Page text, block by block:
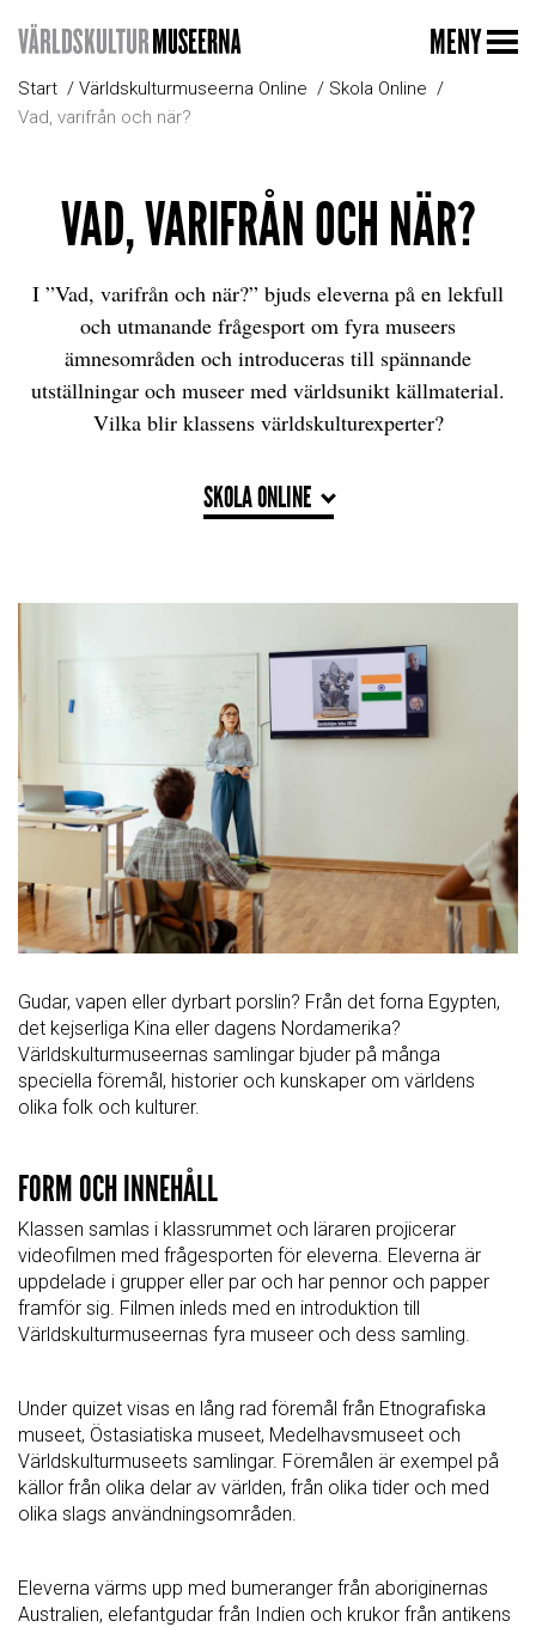
MENY
Start Världskulturmuseerna Online
Skola Online
Vad, varifrån och när?
VAD, VARIFRÅN OCH NÄR?
I ”Vad, varifrån och när?” bjuds eleverna på en lekfull
och utmanande frågesport om fyra museers
ämnesområden och introduceras till spännande
utställningar och museer med världsunikt källmaterial.
Vilka blir klassens världskulturexperter?
SKOLA ONLINE
Gudar, vapen eller dyrbart porslin? Från det forna Egypten,
det kejserliga Kina eller dagens Nordamerika?
Världskulturmuseernas samlingar bjuder på många
speciella föremål, historier och kunskaper om världens
olika folk och kulturer.
FORM OCH INNEHÅLL
Klassen samlas i klassrummet och läraren projicerar
videofilmen med frågesporten för eleverna. Eleverna är
uppdelade i grupper eller par och har pennor och papper
framför sig. Filmen inleds med en introduktion till
Världskulturmuseernas fyra museer och dess samling.
Under quizet visas en lång rad föremål från Etnografiska
museet, Östasiatiska museet, Medelhavsmuseet och
Världskulturmuseets samlingar. Föremålen är exempel på
källor från olika delar av världen, från olika tider och med
olika slags användningsområden.
Eleverna värms upp med bumeranger från aboriginernas
Australien, elefantgudar från Indien och krukor från antikens